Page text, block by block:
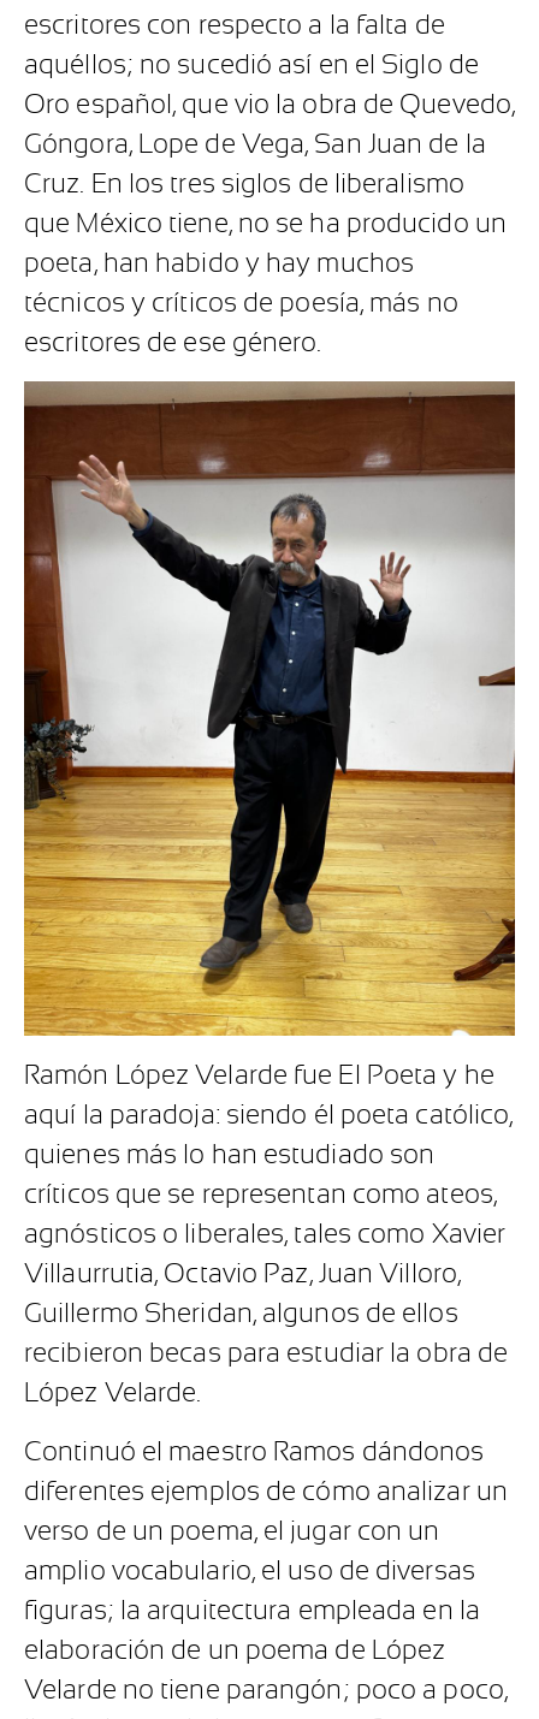
escritores con respecto a la falta de
aquéllos; no sucedió así en el Siglo de
Oro español, que vio la obra de Quevedo,
Góngora, Lope de Vega, San Juan de la
Cruz. En los tres siglos de liberalismo
que México tiene, no se ha producido un
poeta, han habido y hay muchos
técnicos y críticos de poesía, más no
escritores de ese género.
Ramón López Velarde fue El Poeta y he
aquí la paradoja: siendo él poeta católico,
quienes más lo han estudiado son
críticos que se representan como ateos,
agnósticos o liberales, tales como Xavier
Villaurrutia, Octavio Paz, Juan Villoro,
Guillermo Sheridan, algunos de ellos
recibieron becas para estudiar la obra de
López Velarde.
Continuó el maestro Ramos dándonos
diferentes ejemplos de cómo analizar un
verso de un poema, el jugar con un
amplio vocabulario, el uso de diversas
figuras; la arquitectura empleada en la
elaboración de un poema de López
Velarde no tiene parangón; poco a poco,